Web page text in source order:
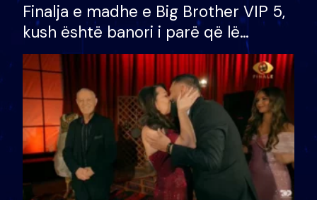
Finalja e madhe e Big Brother VIP 5,
kush është banori i parë që lë
shtëpinë dhe humb mundësinë për
të fituar çmimin e madh